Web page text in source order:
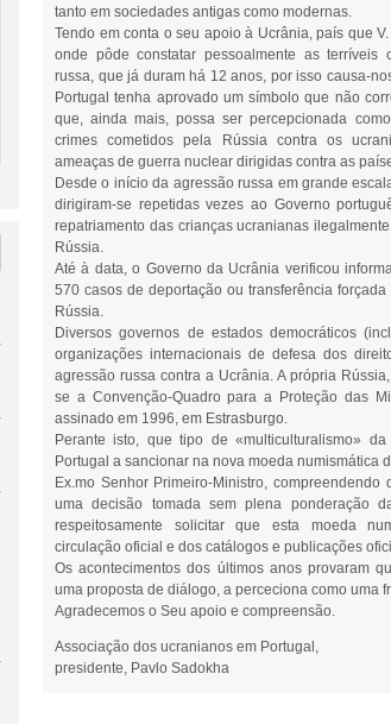
tanto em sociedades antigas como modernas.
Tendo em conta o seu apoio à Ucrânia, país que
onde pôde constatar pessoalmente as terríveis
russa, que já duram há 12 anos, por isso causa-
Portugal tenha aprovado um símbolo que não
que, ainda mais, possa ser percepcionada
crimes cometidos pela Rússia contra os
ameaças de guerra nuclear dirigidas contra as
Desde o início da agressão russa em grande
dirigiram-se repetidas vezes ao Governo
repatriamento das crianças ucranianas
Rússia.
Até à data, o Governo da Ucrânia verificou
570 casos de deportação ou transferência
Rússia.
Diversos governos de estados democráticos
organizações internacionais de defesa dos
agressão russa contra a Ucrânia. A própria
se a Convenção‑Quadro para a Proteção das
assinado em 1996, em Estrasburgo.
Perante isto, que tipo de «multiculturalismo»
Portugal a sancionar na nova moeda numismática
Ex.mo Senhor Primeiro-Ministro, compreendendo
uma decisão tomada sem plena ponderação
respeitosamente solicitar que esta moeda
circulação oficial e dos catálogos e publicações
Os acontecimentos dos últimos anos provaram
uma proposta de diálogo, a perceciona como uma
Agradecemos o Seu apoio e compreensão.
Associação dos ucranianos em Portugal,
presidente, Pavlo Sadokha